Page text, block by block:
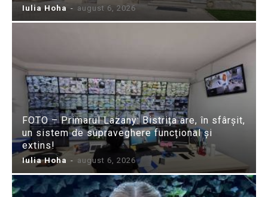
Iulia Hoha - august 6, 2026
FOTO – Primarul Lazany: Bistrița are, în sfârșit,
un sistem de supraveghere funcțional și
extins!
Iulia Hoha - august 6, 2026